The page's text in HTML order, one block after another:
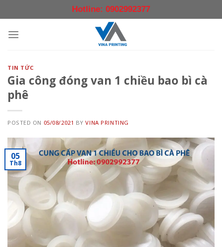
to
content
Hotline: 0902992377
TIN TỨC
Gia công đóng van 1 chiều bao bì cà
phê
POSTED ON 05/08/2021 BYVINA PRINTING
05
Th8